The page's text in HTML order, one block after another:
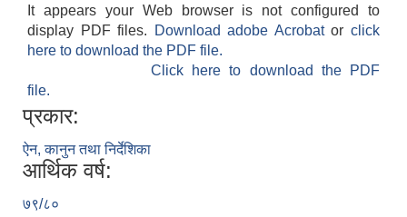
It appears your Web browser is not configured to
display PDF files.
Download adobe Acrobatorclick
here to download the PDF file.
Click here to download the PDF
file.
प्रकार:
ऐन, कानुन तथा निर्देशिका
आर्थिक वर्ष:
७९/८०